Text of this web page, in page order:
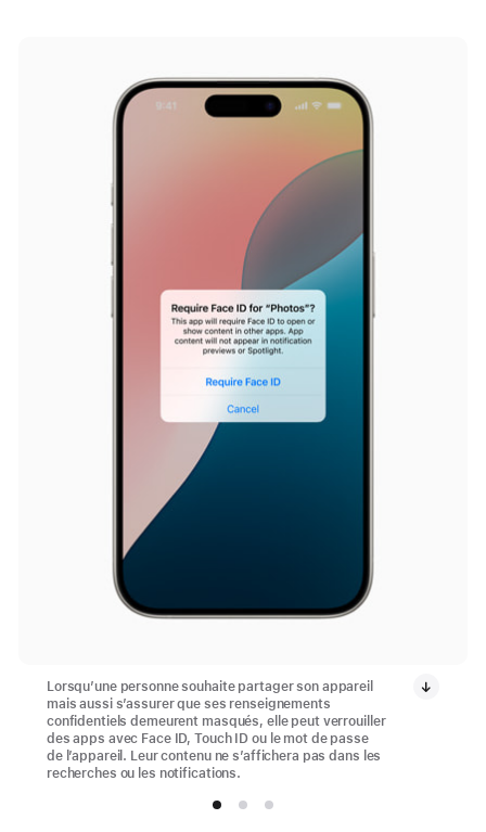
Lorsqu’une personne souhaite partager son appareil
mais aussi s’assurer que ses renseignements
confidentiels demeurent masqués, elle peut verrouiller
des apps avec Face ID, Touch ID ou le mot de passe
de l’appareil. Leur contenu ne s’affichera pas dans les
recherches ou les notifications.